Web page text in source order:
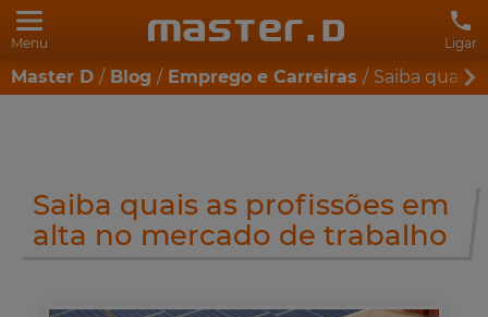
Menu Ligar
Master D Blog Emprego e Carreiras Saiba quais
Saiba quais as profissões em
alta no mercado de trabalho